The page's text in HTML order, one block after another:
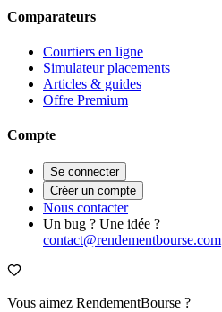
Comparateurs
Courtiers en ligne
Simulateur placements
Articles & guides
Offre Premium
Compte
Se connecter
Créer un compte
Nous contacter
Un bug ? Une idée ?
contact@rendementbourse.com
Vous aimez RendementBourse ?